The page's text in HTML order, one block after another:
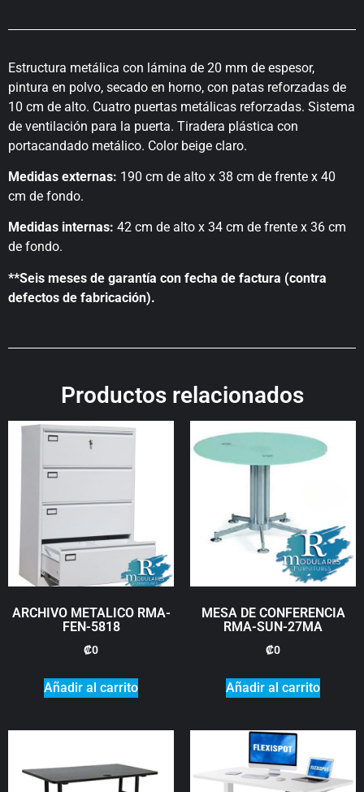
Estructura metálica con lámina de 20 mm de espesor,
pintura en polvo, secado en horno, con patas reforzadas de
10 cm de alto. Cuatro puertas metálicas reforzadas. Sistema
de ventilación para la puerta. Tiradera plástica con
portacandado metálico. Color beige claro.
Medidas externas: 190 cm de alto x 38 cm de frente x 40
cm de fondo.
Medidas internas: 42 cm de alto x 34 cm de frente x 36 cm
de fondo.
**Seis meses de garantía con fecha de factura (contra
defectos de fabricación).
Productos relacionados
ARCHIVO METALICO RMA-
FEN-5818
₡0
Añadir al carrito
MESA DE CONFERENCIA
RMA-SUN-27MA
₡0
Añadir al carrito